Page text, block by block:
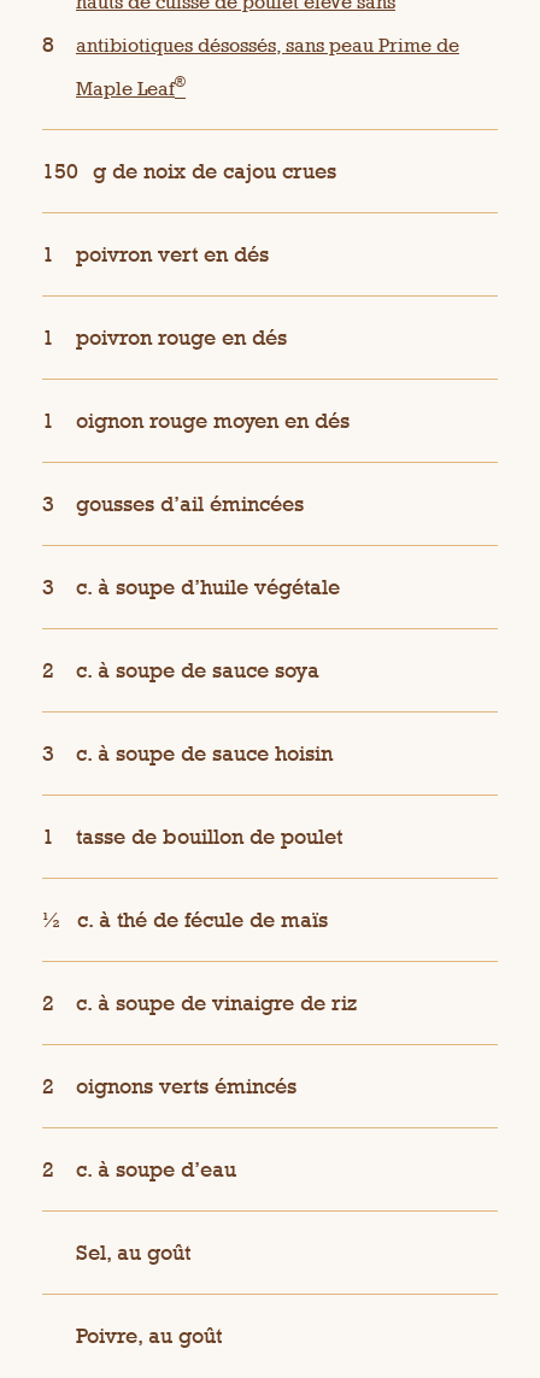
8
antibiotiques désossés, sans peau Prime de
Maple Leaf®
150 g de noix de cajou crues
1 poivron vert en dés
1 poivron rouge en dés
1 oignon rouge moyen en dés
3 gousses d’ail émincées
3 c. à soupe d’huile végétale
2 c. à soupe de sauce soya
3 c. à soupe de sauce hoisin
1 tasse de bouillon de poulet
½ c. à thé de fécule de maïs
2 c. à soupe de vinaigre de riz
2 oignons verts émincés
2 c. à soupe d’eau
Sel, au goût
Poivre, au goût